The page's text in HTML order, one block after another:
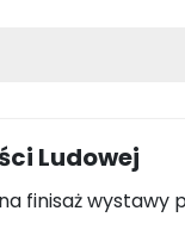
Ludowej
finisaż wystawy